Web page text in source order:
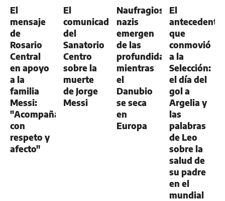
El
mensaje
de
Rosario
Central
en apoyo
a la
familia
Messi:
"Acompañamos
con
respeto y
afecto"
El
comunicado
del
Sanatorio
Centro
sobre la
muerte
de Jorge
Messi
Naufragios
nazis
emergen
de las
profundidades
mientras
el
Danubio
se seca
en
Europa
El
antecedente
que
conmovió
a la
Selección:
el día del
gol a
Argelia y
las
palabras
de Leo
sobre la
salud de
su padre
en el
mundial